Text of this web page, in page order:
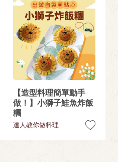
【造型料理簡單動手
做！】小獅子鮭魚炸飯
糰
達人教你做料理